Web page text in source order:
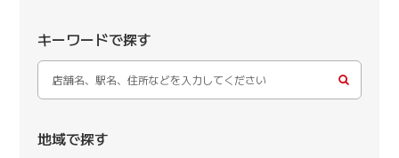
キーワードで探す
地域で探す